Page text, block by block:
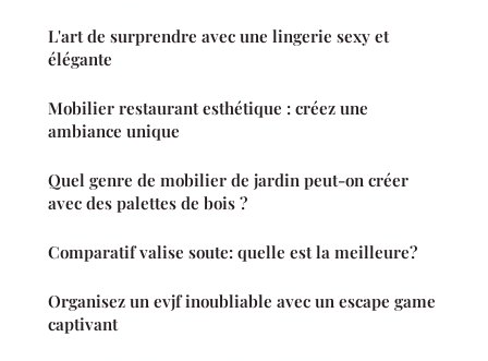
L'art de surprendre avec une lingerie sexy et
élégante
Mobilier restaurant esthétique : créez une
ambiance unique
Quel genre de mobilier de jardin peut-on créer
avec des palettes de bois ?
Comparatif valise soute: quelle est la meilleure?
Organisez un evjf inoubliable avec un escape game
captivant